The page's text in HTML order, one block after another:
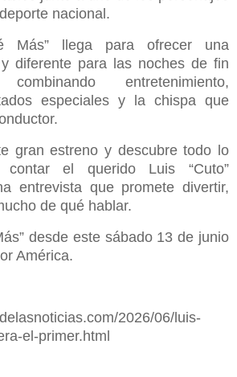
nacional.
Más” llega para ofrecer una
diferente para las noches de fin
entretenimiento,
especiales y la chispa que
gran estreno y descubre todo lo
el querido Luis “Cuto”
entrevista que promete divertir,
de qué hablar.
desde este sábado 13 de junio
América.
2026/06/luis-
el-primer.html